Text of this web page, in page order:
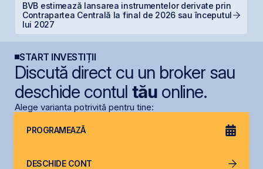
BVB estimează lansarea instrumentelor derivate prin
Contrapartea Centrală la final de 2026 sau începutul
lui 2027
START INVESTIȚII
Discută direct cu un broker sau
deschide contul tăuonline.
Alege varianta potrivită pentru tine:
PROGRAMEAZĂ
DESCHIDE CONT